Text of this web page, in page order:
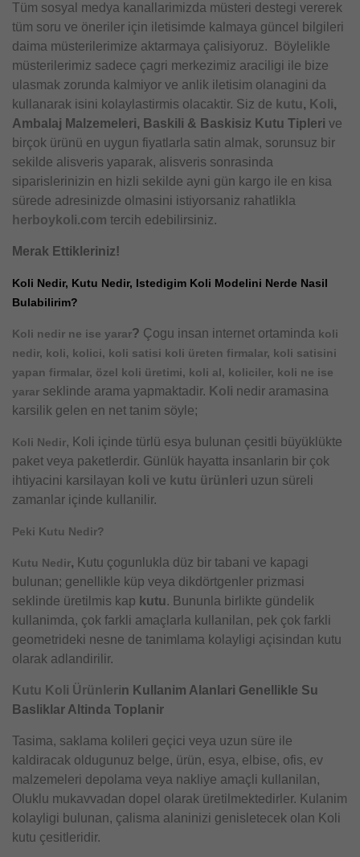
Tüm sosyal medya kanallarimizda müsteri destegi vererek
tüm soru ve öneriler için iletisimde kalmaya güncel bilgileri
daima müsterilerimize aktarmaya çalisiyoruz. Böylelikle
müsterilerimiz sadece çagri merkezimiz araciligi ile bize
ulasmak zorunda kalmiyor ve anlik iletisim olanagini da
kullanarak isini kolaylastirmis olacaktir. Siz de kutu, Koli,
Ambalaj Malzemeleri, Baskili & Baskisiz Kutu Tipleri ve
birçok ürünü en uygun fiyatlarla satin almak, sorunsuz bir
sekilde alisveris yaparak, alisveris sonrasinda
siparislerinizin en hizli sekilde ayni gün kargo ile en kisa
sürede adresinizde olmasini istiyorsaniz rahatlikla
herboykoli.com tercih edebilirsiniz.
Merak Ettikleriniz!
Koli Nedir, Kutu Nedir, Istedigim Koli Modelini Nerde Nasil
Bulabilirim?
Koli nedir ne ise yarar? Çogu insan internet ortaminda koli
nedir, koli, kolici, koli satisi koli üreten firmalar, koli satisini
yapan firmalar, özel koli üretimi, koli al, koliciler, koli ne ise
yarar seklinde arama yapmaktadir. Koli nedir aramasina
karsilik gelen en net tanim söyle;
Koli Nedir, Koli içinde türlü esya bulunan çesitli büyüklükte
paket veya paketlerdir. Günlük hayatta insanlarin bir çok
ihtiyacini karsilayan koli ve kutu ürünleri uzun süreli
zamanlar içinde kullanilir.
Peki Kutu Nedir?
Kutu Nedir, Kutu çogunlukla düz bir tabani ve kapagi
bulunan; genellikle küp veya dikdörtgenler prizmasi
seklinde üretilmis kap kutu. Bununla birlikte gündelik
kullanimda, çok farkli amaçlarla kullanilan, pek çok farkli
geometrideki nesne de tanimlama kolayligi açisindan kutu
olarak adlandirilir.
Kutu Koli Ürünlerin Kullanim Alanlari Genellikle Su
Basliklar Altinda Toplanir
Tasima, saklama kolileri geçici veya uzun süre ile
kaldiracak oldugunuz belge, ürün, esya, elbise, ofis, ev
malzemeleri depolama veya nakliye amaçli kullanilan,
Oluklu mukavvadan dopel olarak üretilmektedirler. Kulanim
kolayligi bulunan, çalisma alaninizi genisletecek olan Koli
kutu çesitleridir.